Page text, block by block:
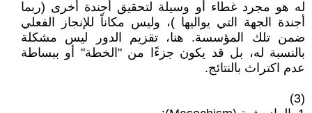
له هو مجرد غطاء أو وسيلة لتحقيق أجندة أخرى (ربما
أجندة الجهة التي يواليها )، وليس مكاناً للإنجاز الفعلي
ضمن تلك المؤسسة. هنا، تقزيم الدور ليس مشكلة
بالنسبة له، بل قد يكون جزءًا من "الخطة" أو ببساطة
عدم اكتراث بالنتائج.
(3)